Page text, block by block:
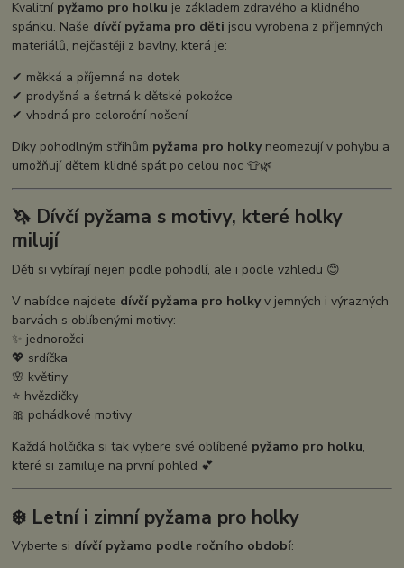
Kvalitní pyžamo pro holku je základem zdravého a klidného
spánku. Naše dívčí pyžama pro děti jsou vyrobena z příjemných
materiálů, nejčastěji z bavlny, která je:
✔ měkká a příjemná na dotek
✔ prodyšná a šetrná k dětské pokožce
✔ vhodná pro celoroční nošení
Díky pohodlným střihům pyžama pro holkyneomezují v pohybu a
umožňují dětem klidně spát po celou noc 👕🌿
🦄 Dívčí pyžama s motivy, které holky
milují
Děti si vybírají nejen podle pohodlí, ale i podle vzhledu 😊
V nabídce najdete dívčí pyžama pro holkyv jemných i výrazných
barvách s oblíbenými motivy:
✨ jednorožci
💖 srdíčka
🌸 květiny
⭐ hvězdičky
🎀 pohádkové motivy
Každá holčička si tak vybere své oblíbené pyžamo pro holku,
které si zamiluje na první pohled 💕
❄️ Letní i zimní pyžama pro holky
Vyberte si dívčí pyžamo podle ročního období: